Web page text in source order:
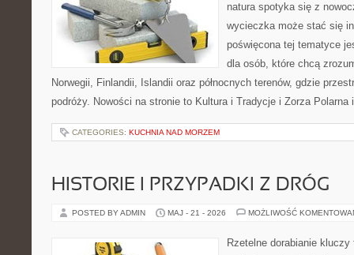
natura spotyka się z
wycieczka może stać się
poświęcona tej tematyce
dla osób, które chcą
Norwegii, Finlandii, Islandii oraz północnych terenów, gdzie
podróży. Nowości na stronie to Kultura i Tradycje i Zorza
CATEGORIES: KUCHNIA NAD MORZEM
HISTORIE I PRZYPADKI Z DRÓG
POSTED BY ADMIN MAJ - 21 - 2026 MOŻLIWOŚĆ
Rzetelne dorabianie